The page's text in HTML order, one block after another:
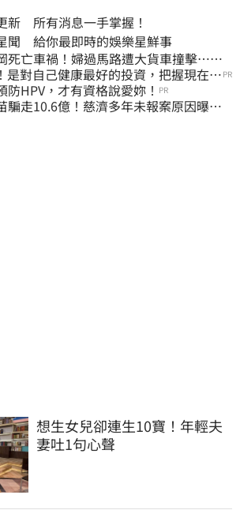
新 所有消息一手掌握！
聞 給你最即時的娛樂星鮮事
死亡車禍！婦過馬路遭大貨車撞擊…下
口
是對自己健康最好的投資，把握現在不 PR
防HPV，才有資格說愛妳！ PR
騙走10.6億！慈濟多年未報案原因曝：
想生女兒卻連生10寶！年輕夫
妻吐1句心聲